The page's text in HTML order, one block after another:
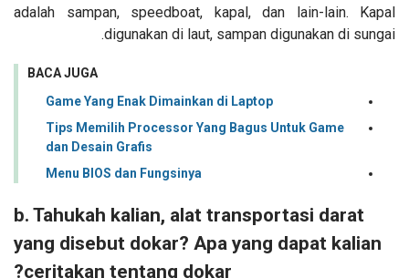
adalah sampan, speedboat, kapal, dan lain-lain. Kapal
digunakan di laut, sampan digunakan di sungai.
BACA JUGA
Game Yang Enak Dimainkan di Laptop
Tips Memilih Processor Yang Bagus Untuk Game
dan Desain Grafis
Menu BIOS dan Fungsinya
b. Tahukah kalian, alat transportasi darat
yang disebut dokar? Apa yang dapat kalian
ceritakan tentang dokar?